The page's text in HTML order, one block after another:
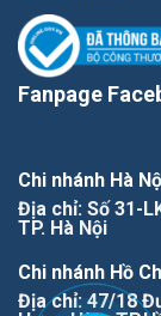
Fanpage
Chi nhánh Hà
Địa chỉ: Số 31-
TP. Hà Nội
Chi nhánh Hồ
Địa chỉ: 47/18